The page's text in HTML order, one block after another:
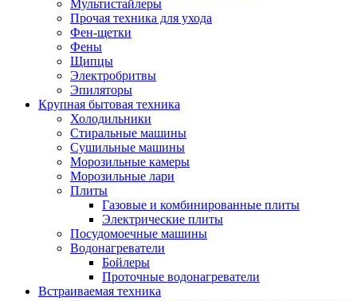
Теплый пол
Обогреватели
Тепловентиляторы
Тепловые завесы
Тепловые пушки
Увлажнители
Радиаторы
Медицинская техника
Назальные аспираторы
Стетоскопы
Термометры
Тонометры
Электрические грелки
Аудио-видео техника
Аксессуары для аудио-видео техники
Мультистайлеры
Прочая техника для ухода
Фен-щетки
Фены
Щипцы
Электробритвы
Эпиляторы
Крупная бытовая техника
Холодильники
Стиральные машины
Сушильные машины
Морозильные камеры
Морозильные лари
Плиты
Газовые и комбинированные плиты
Электрические плиты
Посудомоечные машины
Водонагреватели
Бойлеры
Проточные водонагреватели
Встраиваемая техника